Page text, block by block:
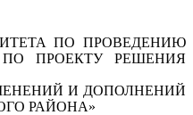
ПО ПРОВЕДЕНИЮ
ПРОЕКТУ РЕШЕНИЯ
И ДОПОЛНЕНИЙ
РАЙОНА»